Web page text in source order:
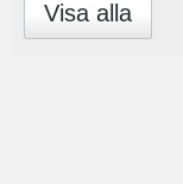
Visa alla